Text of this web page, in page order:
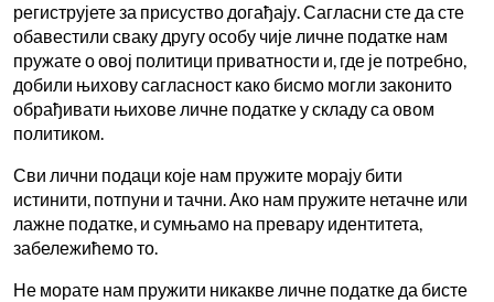
региструјете за присуство догађају. Сагласни сте да сте
обавестили сваку другу особу чије личне податке нам
пружате о овој политици приватности и, где је потребно,
добили њихову сагласност како бисмо могли законито
обрађивати њихове личне податке у складу са овом
политиком.
Сви лични подаци које нам пружите морају бити
истинити, потпуни и тачни. Ако нам пружите нетачне или
лажне податке, и сумњамо на превару идентитета,
забележићемо то.
Не морате нам пружити никакве личне податке да бисте